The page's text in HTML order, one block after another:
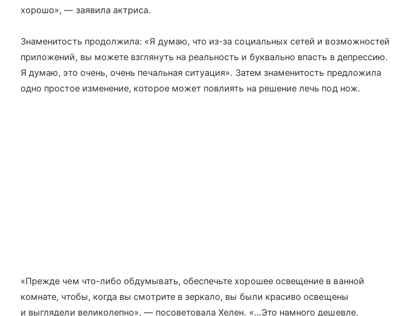
хорошо», — заявила актриса.
Знаменитость продолжила: «Я думаю, что из-за социальных сетей и возможностей
приложений, вы можете взглянуть на реальность и буквально впасть в депрессию.
Я думаю, это очень, очень печальная ситуация». Затем знаменитость предложила
одно простое изменение, которое может повлиять на решение лечь под нож.
«Прежде чем что-либо обдумывать, обеспечьте хорошее освещение в ванной
комнате, чтобы, когда вы смотрите в зеркало, вы были красиво освещены
и выглядели великолепно», — посоветовала Хелен. «…Это намного дешевле,